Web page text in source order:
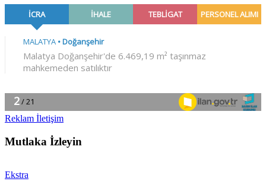
Reklam İletişim
Mutlaka İzleyin
Ekstra